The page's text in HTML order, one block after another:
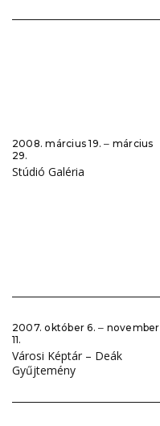
2008. március 19. ‒ március
29.
Stúdió Galéria
2007. október 6. ‒ november
11.
Városi Képtár – Deák
Gyűjtemény